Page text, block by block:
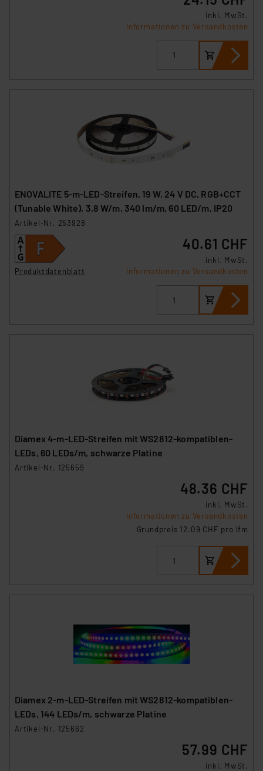
inkl. MwSt.
Informationen zu Versandkosten
ENOVALITE 5-m-LED-Streifen, 19 W, 24 V DC, RGB+CCT
(Tunable White), 3,8 W/m, 340 lm/m, 60 LED/m, IP20
Artikel-Nr. 253928
Produktdatenblatt
40.61 CHF
inkl. MwSt.
Informationen zu Versandkosten
Diamex 4-m-LED-Streifen mit WS2812-kompatiblen-
LEDs, 60 LEDs/m, schwarze Platine
Artikel-Nr. 125659
48.36 CHF
inkl. MwSt.
Informationen zu Versandkosten
Grundpreis 12.09 CHF pro lfm
Diamex 2-m-LED-Streifen mit WS2812-kompatiblen-
LEDs, 144 LEDs/m, schwarze Platine
Artikel-Nr. 125662
57.99 CHF
inkl. MwSt.